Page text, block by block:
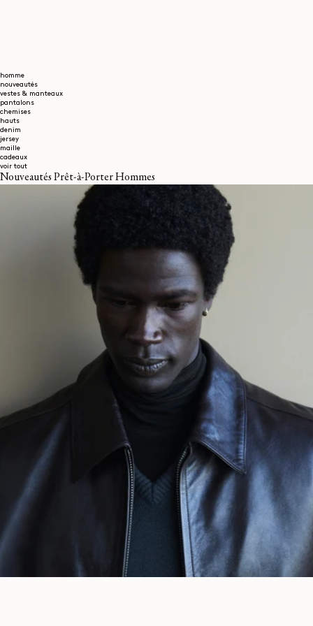
homme
nouveautés
vestes & manteaux
pantalons
chemises
hauts
denim
jersey
maille
cadeaux
voir tout
Nouveautés Prêt-à-Porter Hommes